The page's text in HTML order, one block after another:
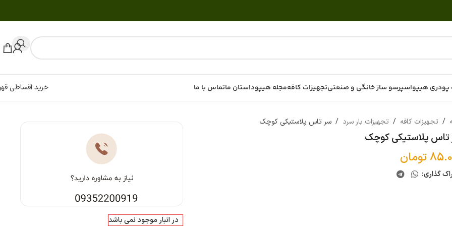
هیپواسپرسو ساز خانگی و صنعتیتجهیزات کافهمجله هیپوداستان ماتماس با ما خرید اقساطی
/ تجهیزات کافه / تجهیزات بار سرد / سر تاس پلاستیکی کوچک
تاس پلاستیکی کوچک
تومان
گذاری:
در انبار موجود نمی باشد